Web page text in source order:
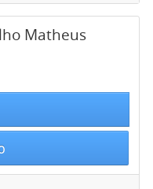
Matheus